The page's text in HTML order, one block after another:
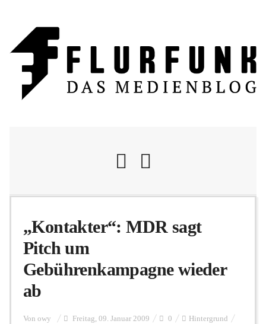
Flurschelte
„Kontakter“: MDR sagt
Pitch um
Gebührenkampagne wieder
ab
Von owy Freitag, 09. Januar 2009 0 Hintergrund